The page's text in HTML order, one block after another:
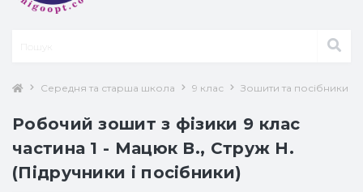
Середня та старша школа 9 клас Зошити та посібники 9
Робочий зошит з фізики 9 клас
частина 1 - Мацюк В., Струж Н.
(Підручники і посібники)